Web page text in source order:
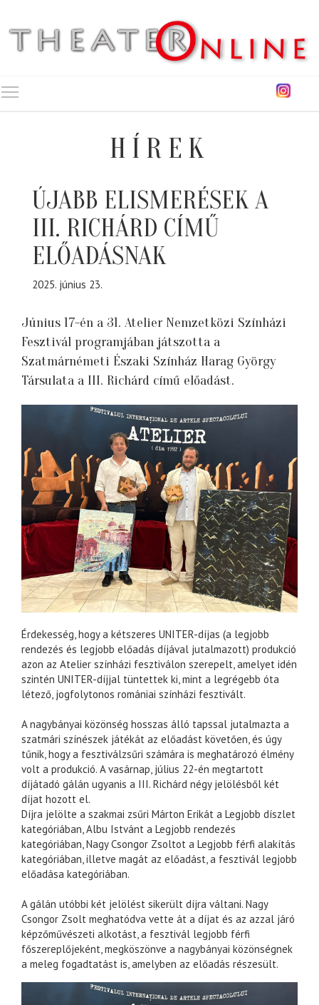
HÍREK
ÚJABB ELISMERÉSEK A
III. RICHÁRD CÍMŰ
ELŐADÁSNAK
2025. június 23.
Június 17-én a 31. Atelier Nemzetközi Színházi
Fesztivál programjában játszotta a
Szatmárnémeti Északi Színház Harag György
Társulata a III. Richárd című előadást.
Érdekesség, hogy a kétszeres UNITER-díjas (a legjobb
rendezés és legjobb előadás díjával jutalmazott) produkció
azon az Atelier színházi fesztiválon szerepelt, amelyet idén
szintén UNITER-díjjal tüntettek ki, mint a legrégebb óta
létező, jogfolytonos romániai színházi fesztivált.
A nagybányai közönség hosszas álló tapssal jutalmazta a
szatmári színészek játékát az előadást követően, és úgy
tűnik, hogy a fesztiválzsűri számára is meghatározó élmény
volt a produkció. A vasárnap, július 22-én megtartott
díjátadó gálán ugyanis a III. Richárd négy jelölésből két
díjat hozott el.
Díjra jelölte a szakmai zsűri Márton Erikát a Legjobb díszlet
kategóriában, Albu Istvánt a Legjobb rendezés
kategóriában, Nagy Csongor Zsoltot a Legjobb férfi alakítás
kategóriában, illetve magát az előadást, a fesztivál legjobb
előadása kategóriában.
A gálán utóbbi két jelölést sikerült díjra váltani. Nagy
Csongor Zsolt meghatódva vette át a díjat és az azzal járó
képzőművészeti alkotást, a fesztivál legjobb férfi
főszereplőjeként, megköszönve a nagybányai közönségnek
a meleg fogadtatást is, amelyben az előadás részesült.